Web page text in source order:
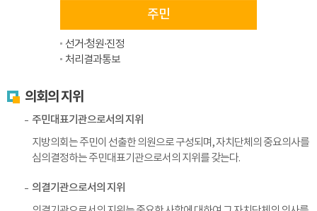
주민
선거·청원·진정
처리결과통보
의회의 지위
주민대표기관으로서의 지위
지방의회는 주민이 선출한 의원으로 구성되며, 자치단체의 중요의사를
심의결정하는 주민대표기관으로서의 지위를 갖는다.
의결기관으로서의 지위